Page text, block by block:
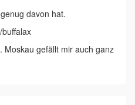
davon hat.
Moskau gefällt mir auch ganz